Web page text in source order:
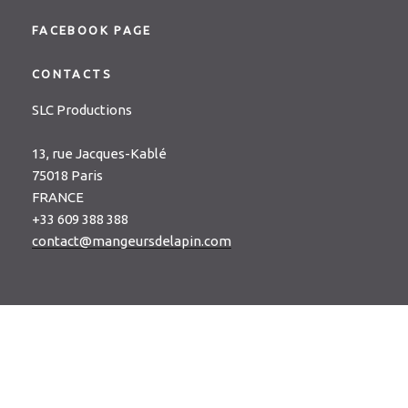
FACEBOOK PAGE
CONTACTS
SLC Productions
13, rue Jacques-Kablé
75018 Paris
FRANCE
+33 609 388 388
contact@mangeursdelapin.com